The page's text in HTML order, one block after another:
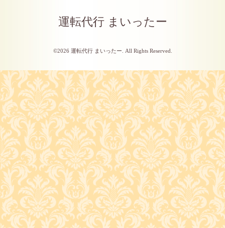
運転代行 まいったー
©2026 運転代行 まいったー . All Rights Reserved.